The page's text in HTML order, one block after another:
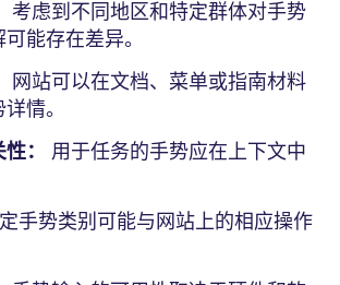
考虑到不同地区和特定群体对手势
能存在差异。
网站可以在文档、菜单或指南材料
情。
：
用于任务的手势应在上下文中
手势类别可能与网站上的相应操作